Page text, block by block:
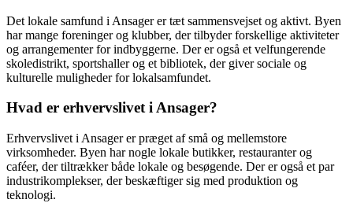
Det lokale samfund i Ansager er tæt sammensvejset og aktivt. Byen
har mange foreninger og klubber, der tilbyder forskellige aktiviteter
og arrangementer for indbyggerne. Der er også et velfungerende
skoledistrikt, sportshaller og et bibliotek, der giver sociale og
kulturelle muligheder for lokalsamfundet.
Hvad er erhvervslivet i Ansager?
Erhvervslivet i Ansager er præget af små og mellemstore
virksomheder. Byen har nogle lokale butikker, restauranter og
caféer, der tiltrækker både lokale og besøgende. Der er også et par
industrikomplekser, der beskæftiger sig med produktion og
teknologi.